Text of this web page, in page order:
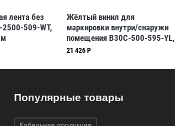
лента без
2500-509-WT,
Жёлтый винил для
маркировки внутри/снаружи
помещения B30C-500-595-YL,
12,7 мм * 30,48 м
21 426 Р
Популярные товары